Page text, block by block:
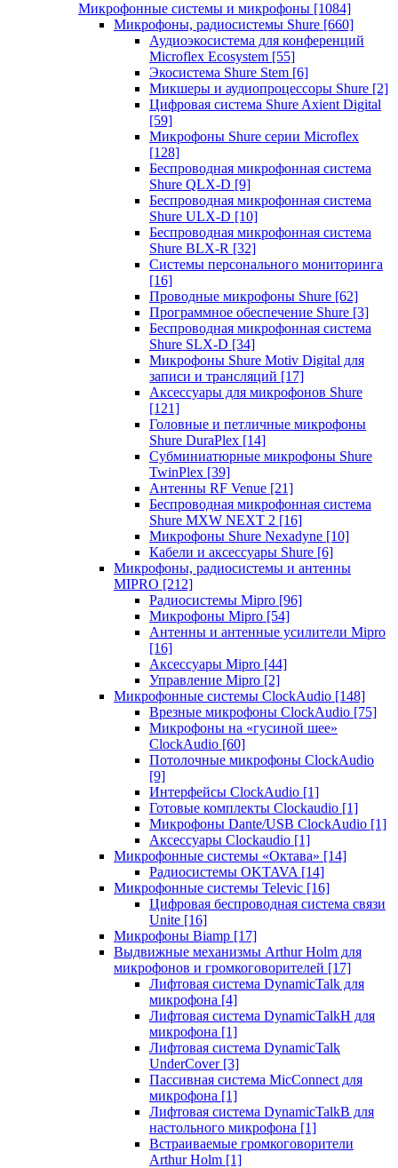
Микрофонные системы и микрофоны [1084]
Микрофоны, радиосистемы Shure [660]
Аудиоэкосистема для конференций
Microflex Ecosystem [55]
Экосистема Shure Stem [6]
Микшеры и аудиопроцессоры Shure [2]
Цифровая система Shure Axient Digital
[59]
Микрофоны Shure серии Microflex
[128]
Беспроводная микрофонная система
Shure QLX-D [9]
Беспроводная микрофонная система
Shure ULX-D [10]
Беспроводная микрофонная система
Shure BLX-R [32]
Системы персонального мониторинга
[16]
Проводные микрофоны Shure [62]
Программное обеспечение Shure [3]
Беспроводная микрофонная система
Shure SLX-D [34]
Микрофоны Shure Motiv Digital для
записи и трансляций [17]
Аксессуары для микрофонов Shure
[121]
Головные и петличные микрофоны
Shure DuraPlex [14]
Субминиатюрные микрофоны Shure
TwinPlex [39]
Антенны RF Venue [21]
Беспроводная микрофонная система
Shure MXW NEXT 2 [16]
Микрофоны Shure Nexadyne [10]
Кабели и аксессуары Shure [6]
Микрофоны, радиосистемы и антенны
MIPRO [212]
Радиосистемы Mipro [96]
Микрофоны Mipro [54]
Антенны и антенные усилители Mipro
[16]
Аксессуары Mipro [44]
Управление Mipro [2]
Микрофонные системы ClockAudio [148]
Врезные микрофоны ClockAudio [75]
Микрофоны на «гусиной шее»
ClockAudio [60]
Потолочные микрофоны ClockAudio
[9]
Интерфейсы ClockAudio [1]
Готовые комплекты Clockaudio [1]
Микрофоны Dante/USB ClockAudio [1]
Аксессуары Clockaudio [1]
Микрофонные системы «Октава» [14]
Радиосистемы OKTAVA [14]
Микрофонные системы Televic [16]
Цифровая беспроводная система связи
Unite [16]
Микрофоны Biamp [17]
Выдвижные механизмы Arthur Holm для
микрофонов и громкоговорителей [17]
Лифтовая система DynamicTalk для
микрофона [4]
Лифтовая система DynamicTalkH для
микрофона [1]
Лифтовая система DynamicTalk
UnderCover [3]
Пассивная система MicConnect для
микрофона [1]
Лифтовая система DynamicTalkB для
настольного микрофона [1]
Встраиваемые громкоговорители
Arthur Holm [1]